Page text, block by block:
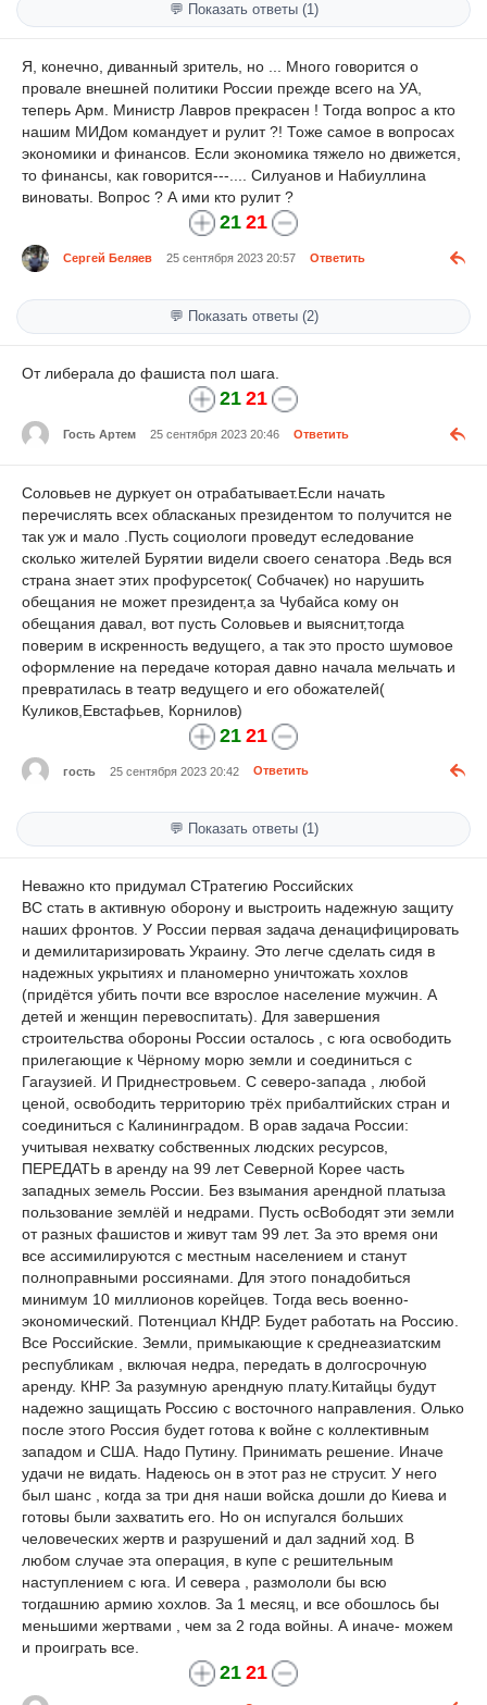
💬 Показать ответы (1)
Я, конечно, диванный зритель, но ... Много говорится о
провале внешней политики России прежде всего на УА,
теперь Арм. Министр Лавров прекрасен ! Тогда вопрос а кто
нашим МИДом командует и рулит ?! Тоже самое в вопросах
экономики и финансов. Если экономика тяжело но движется,
то финансы, как говорится---.... Силуанов и Набиуллина
виноваты. Вопрос ? А ими кто рулит ?
21 21
Сергей Беляев 25 сентября 2023 20:57 Ответить
💬 Показать ответы (2)
От либерала до фашиста пол шага.
21 21
Гость Артем 25 сентября 2023 20:46 Ответить
Соловьев не дуркует он отрабатывает.Если начать
перечислять всех обласканых президентом то получится не
так уж и мало .Пусть социологи проведут еследование
сколько жителей Бурятии видели своего сенатора .Ведь вся
страна знает этих профурсеток( Собчачек) но нарушить
обещания не может президент,а за Чубайса кому он
обещания давал, вот пусть Соловьев и выяснит,тогда
поверим в искренность ведущего, а так это просто шумовое
оформление на передаче которая давно начала мельчать и
превратилась в театр ведущего и его обожателей(
Куликов,Евстафьев, Корнилов)
21 21
гость 25 сентября 2023 20:42 Ответить
💬 Показать ответы (1)
Неважно кто придумал СТратегию Российских
ВС стать в активную оборону и выстроить надежную защиту
наших фронтов. У России первая задача денацифицировать
и демилитаризировать Украину. Это легче сделать сидя в
надежных укрытиях и планомерно уничтожать хохлов
(придётся убить почти все взрослое население мужчин. А
детей и женщин перевоспитать). Для завершения
строительства обороны России осталось , с юга освободить
прилегающие к Чёрному морю земли и соединиться с
Гагаузией. И Приднестровьем. С северо-запада , любой
ценой, освободить территорию трёх прибалтийских стран и
соединиться с Калининградом. В орав задача России:
учитывая нехватку собственных людских ресурсов,
ПЕРЕДАТЬ в аренду на 99 лет Северной Корее часть
западных земель России. Без взымания арендной платыза
пользование землёй и недрами. Пусть осВободят эти земли
от разных фашистов и живут там 99 лет. За это время они
все ассимилируются с местным населением и станут
полноправными россиянами. Для этого понадобиться
минимум 10 миллионов корейцев. Тогда весь военно-
экономический. Потенциал КНДР. Будет работать на Россию.
Все Российские. Земли, примыкающие к среднеазиатским
республикам , включая недра, передать в долгосрочную
аренду. КНР. За разумную арендную плату.Китайцы будут
надежно защищать Россию с восточного направления. Олько
после этого Россия будет готова к войне с коллективным
западом и США. Надо Путину. Принимать решение. Иначе
удачи не видать. Надеюсь он в этот раз не струсит. У него
был шанс , когда за три дня наши войска дошли до Киева и
готовы были захватить его. Но он испугался больших
человеческих жертв и разрушений и дал задний ход. В
любом случае эта операция, в купе с решительным
наступлением с юга. И севера , размололи бы всю
тогдашнию армию хохлов. За 1 месяц, и все обошлось бы
меньшими жертвами , чем за 2 года войны. А иначе- можем
и проиграть все.
21 21